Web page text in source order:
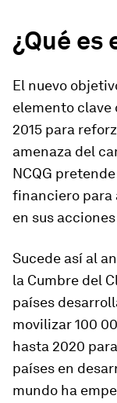
¿Qué es
El nuevo
elemento clave
2015 para
amenaza del
NCQG
financiero para
en sus
Sucede así al
la Cumbre del
países
movilizar 100
hasta 2020
países en
mundo ha